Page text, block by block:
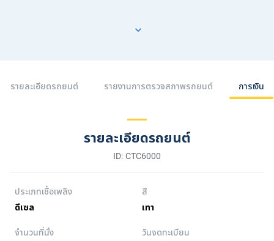
รายละเอียดรถยนต์ รายงานการตรวจสภาพรถยนต์ การเงิน
รายละเอียดรถยนต์
ID: CTC6000
ประเภทเชื้อเพลิง
ดีเซล
สี
เทา
จำนวนที่นั่ง
วันจดทะเบียน